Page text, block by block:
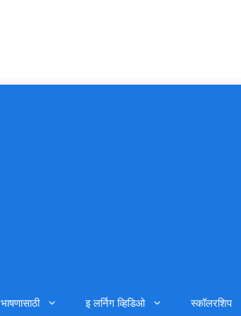
भाषणासाठी इ लर्निग व्हिडिओ स्कॉलरशिप